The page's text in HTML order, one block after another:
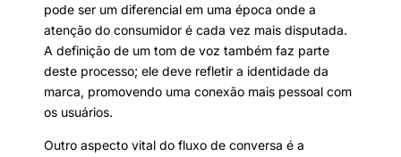
pode ser um diferencial em uma época onde a
atenção do consumidor é cada vez mais disputada.
A definição de um tom de voz também faz parte
deste processo; ele deve refletir a identidade da
marca, promovendo uma conexão mais pessoal com
os usuários.
Outro aspecto vital do fluxo de conversa é a